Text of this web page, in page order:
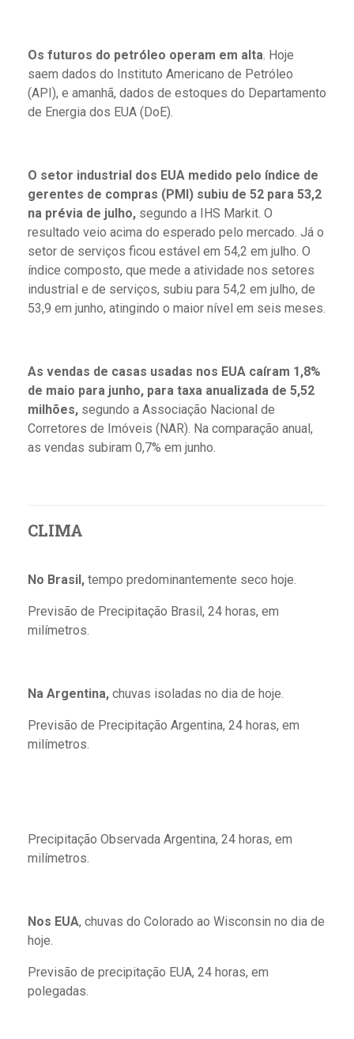
Os futuros do petróleo operam em alta. Hoje
saem dados do Instituto Americano de Petróleo
(API), e amanhã, dados de estoques do Departamento
de Energia dos EUA (DoE).
O setor industrial dos EUA medido pelo índice de
gerentes de compras (PMI) subiu de 52 para 53,2
na prévia de julho, segundo a IHS Markit. O
resultado veio acima do esperado pelo mercado. Já o
setor de serviços ficou estável em 54,2 em julho. O
índice composto, que mede a atividade nos setores
industrial e de serviços, subiu para 54,2 em julho, de
53,9 em junho, atingindo o maior nível em seis meses.
As vendas de casas usadas nos EUA caíram 1,8%
de maio para junho, para taxa anualizada de 5,52
milhões, segundo a Associação Nacional de
Corretores de Imóveis (NAR). Na comparação anual,
as vendas subiram 0,7% em junho.
CLIMA
No Brasil, tempo predominantemente seco hoje.
Previsão de Precipitação Brasil, 24 horas, em
milímetros.
Na Argentina, chuvas isoladas no dia de hoje.
Previsão de Precipitação Argentina, 24 horas, em
milímetros.
Precipitação Observada Argentina, 24 horas, em
milímetros.
Nos EUA, chuvas do Colorado ao Wisconsin no dia de
hoje.
Previsão de precipitação EUA, 24 horas, em
polegadas.